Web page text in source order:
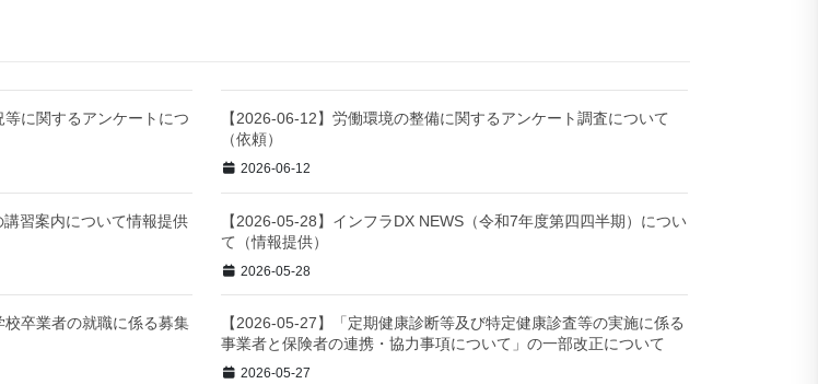
等に関するアンケートにつ
【2026-06-12】労働環境の整備に関するアンケート調査について
（依頼）
2026-06-12
習案内について情報提供
【2026-05-28】インフラDX NEWS（令和7年度第四四半期）につい
て（情報提供）
2026-05-28
校卒業者の就職に係る募集
【2026-05-27】「定期健康診断等及び特定健康診査等の実施に係る
事業者と保険者の連携・協力事項について」の一部改正について
2026-05-27